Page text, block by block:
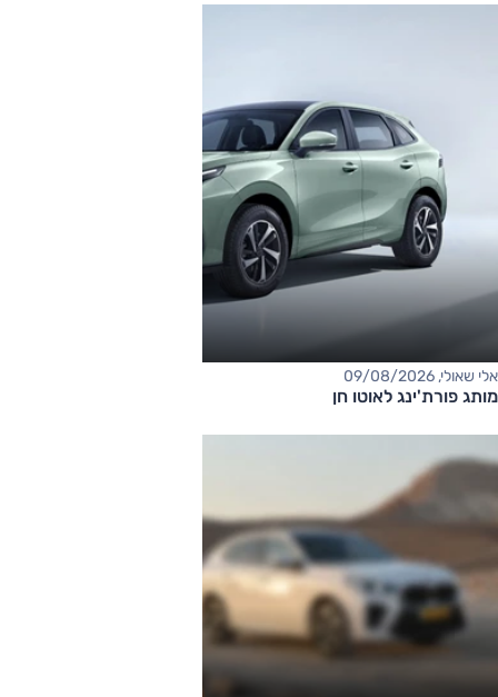
אלי שאולי, 09/08/2026
מותג פורת'ינג לאוטו חן